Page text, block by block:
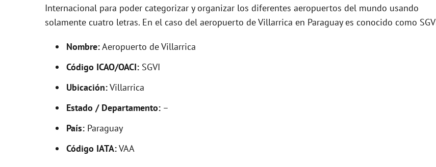
Internacional para poder categorizar y organizar los diferentes aeropuertos del mundo usando
solamente cuatro letras. En el caso del aeropuerto de Villarrica en Paraguay es conocido como
Nombre:Aeropuerto de Villarrica
Código ICAO/OACI: SGVI
Ubicación:Villarrica
Estado / Departamento: –
País: Paraguay
Código IATA:VAA